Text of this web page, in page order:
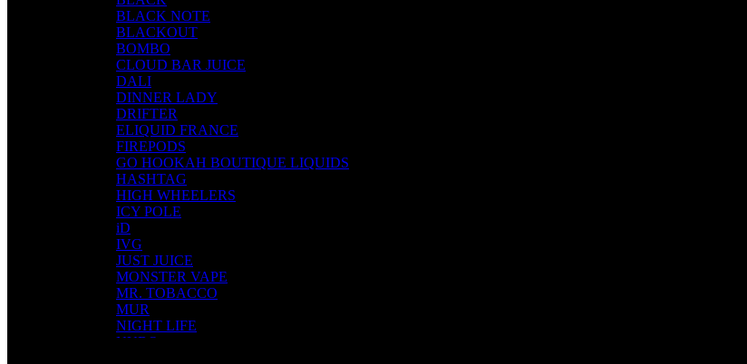
BLACK NOTE
BLACKOUT
BOMBO
CLOUD BAR JUICE
DALI
DINNER LADY
DRIFTER
ELIQUID FRANCE
FIREPODS
GO HOOKAH BOUTIQUE LIQUIDS
HASHTAG
HIGH WHEELERS
ICY POLE
iD
IVG
JUST JUICE
MONSTER VAPE
MR. TOBACCO
MUR
NIGHT LIFE
NUBO